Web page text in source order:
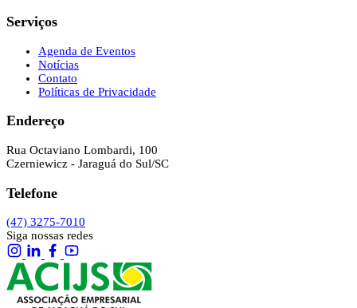
Serviços
Agenda de Eventos
Notícias
Contato
Políticas de Privacidade
Endereço
Rua Octaviano Lombardi, 100
Czerniewicz - Jaraguá do Sul/SC
Telefone
(47) 3275-7010
Siga nossas redes